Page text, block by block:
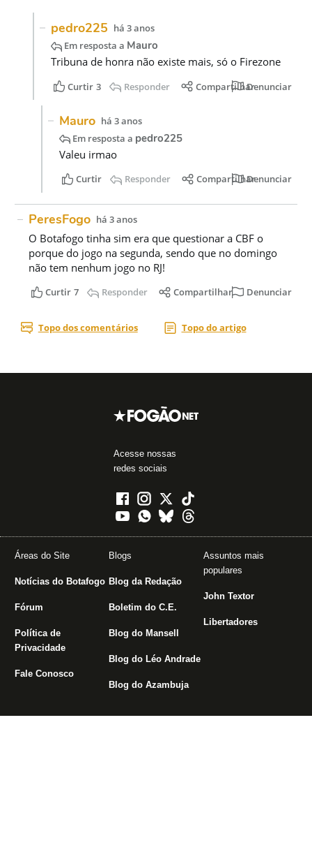
Acesse nossas
redes sociais
Áreas do Site
Notícias do Botafogo
Fórum
Política de
Privacidade
Fale Conosco
Blogs
Blog da Redação
Boletim do C.E.
Blog do Mansell
Blog do Léo Andrade
Blog do Azambuja
Assuntos mais
populares
John Textor
Libertadores